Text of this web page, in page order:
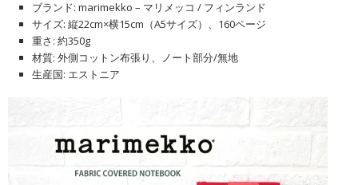
ブランド: marimekko – マリメッコ / フィンランド
サイズ: 縦22cm×横15cm（A5サイズ）、160ページ
重さ: 約350g
材質: 外側コットン布張り、ノート部分/無地
生産国: エストニア